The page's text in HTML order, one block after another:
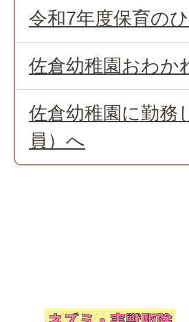
令和7年度保育の
佐倉幼稚園おわか
佐倉幼稚園に勤務
員）へ